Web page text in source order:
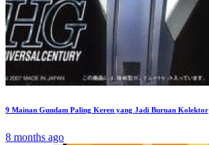
9 Mainan Gundam Paling Keren yang Jadi Buruan Kolektor
8 months ago